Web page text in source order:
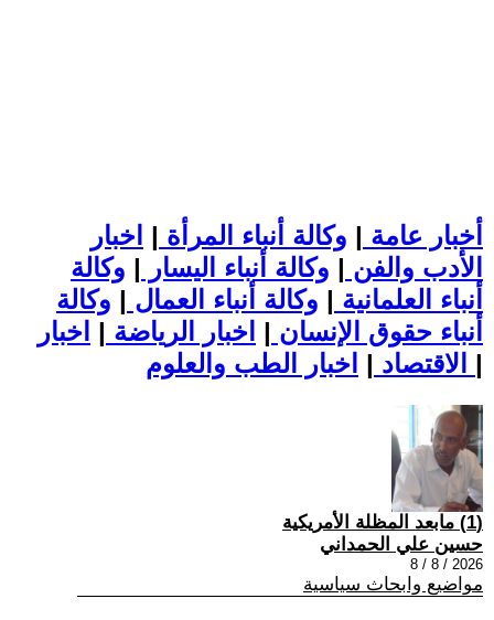
أخبار عامة | وكالة أنباء المرأة | اخبار
الأدب والفن | وكالة أنباء اليسار | وكالة
أنباء العلمانية | وكالة أنباء العمال | وكالة
أنباء حقوق الإنسان | اخبار الرياضة | اخبار
الاقتصاد | |
(1) مابعد المظلة الأمريكية
حسين علي الحمداني
2026 / 8 / 8
مواضيع وابحاث سياسية